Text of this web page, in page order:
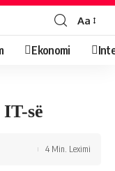
Aa
Ekonomi
së
4 Min. Leximi